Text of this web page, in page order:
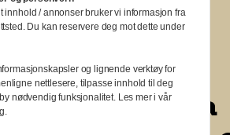
aa
aa
a
innhold / annonser bruker vi informasjon fra
Du kan reservere deg mot dette under
og lignende verktøy for
nettlesere, tilpasse innhold til deg
nødvendig funksjonalitet. Les mer i vår